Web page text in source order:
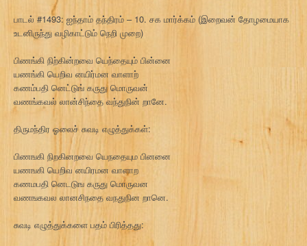
பாடல் #1493: ஐந்தாம் தந்திரம் – 10. சக மார்க்கம் (இறைவன் தோழமையாக
உடனிருந்து வழிகாட்டும் நெறி முறை)
பிணங்கி நிற்கின்றவை யெந்தையும் பின்னை
யணங்கி யெறிவ னயிர்மன வாளாற்
கணம்பதி னெட்டுங் கருது மொருவன்
வணங்கவல் லான்சிந்தை வந்துநின் றானே.
திருமந்திர ஓலைச் சுவடி எழுத்துக்கள்:
பிணஙகி நிறகினறவை யெநதையும பினனை
யணஙகி யெறிவ னயிரமன வாளாற
கணமபதி னெடடுங கருது மொருவன
வணஙகவல லானசிநதை வநதுநின றானெ.
சுவடி எழுத்துக்களை பதம் பிரித்தது: